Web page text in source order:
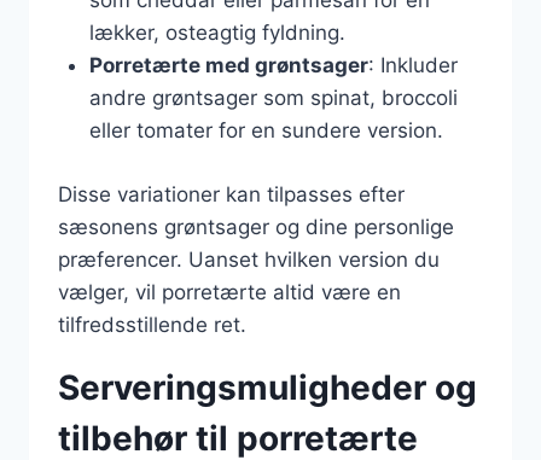
lækker, osteagtig fyldning.
Porretærte med grøntsager: Inkluder
andre grøntsager som spinat, broccoli
eller tomater for en sundere version.
Disse variationer kan tilpasses efter
sæsonens grøntsager og dine personlige
præferencer. Uanset hvilken version du
vælger, vil porretærte altid være en
tilfredsstillende ret.
Serveringsmuligheder og
tilbehør til porretærte